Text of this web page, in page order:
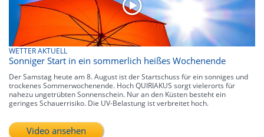
WETTER AKTUELL
Sonniger Start in ein sommerlich heißes Wochenende
Der Samstag heute am 8. August ist der Startschuss für ein sonniges und
trockenes Sommerwochenende. Hoch QUIRIAKUS sorgt vielerorts für
nahezu ungetrübten Sonnenschein. Nur an den Küsten besteht ein
geringes Schauerrisiko. Die UV-Belastung ist verbreitet hoch.
Video ansehen